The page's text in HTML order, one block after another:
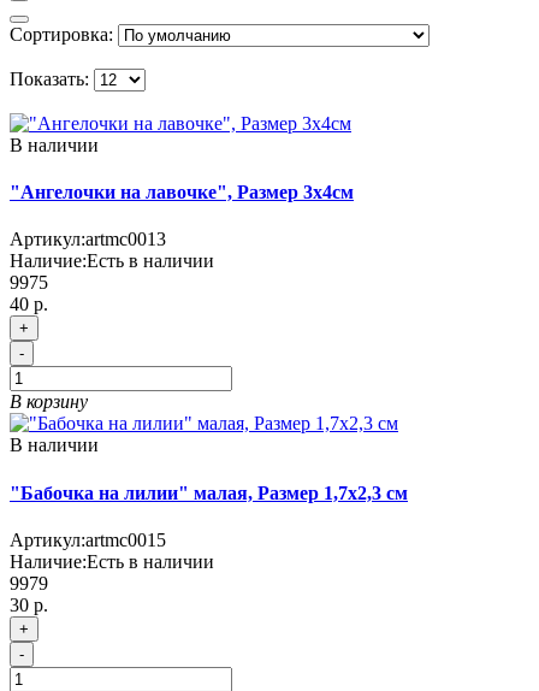
Сортировка:
Показать:
В наличии
"Ангелочки на лавочке", Размер 3х4см
Артикул:artmc0013
Наличие:Есть в наличии
9975
40 р.
+
-
В корзину
В наличии
"Бабочка на лилии" малая, Размер 1,7х2,3 см
Артикул:artmc0015
Наличие:Есть в наличии
9979
30 р.
+
-